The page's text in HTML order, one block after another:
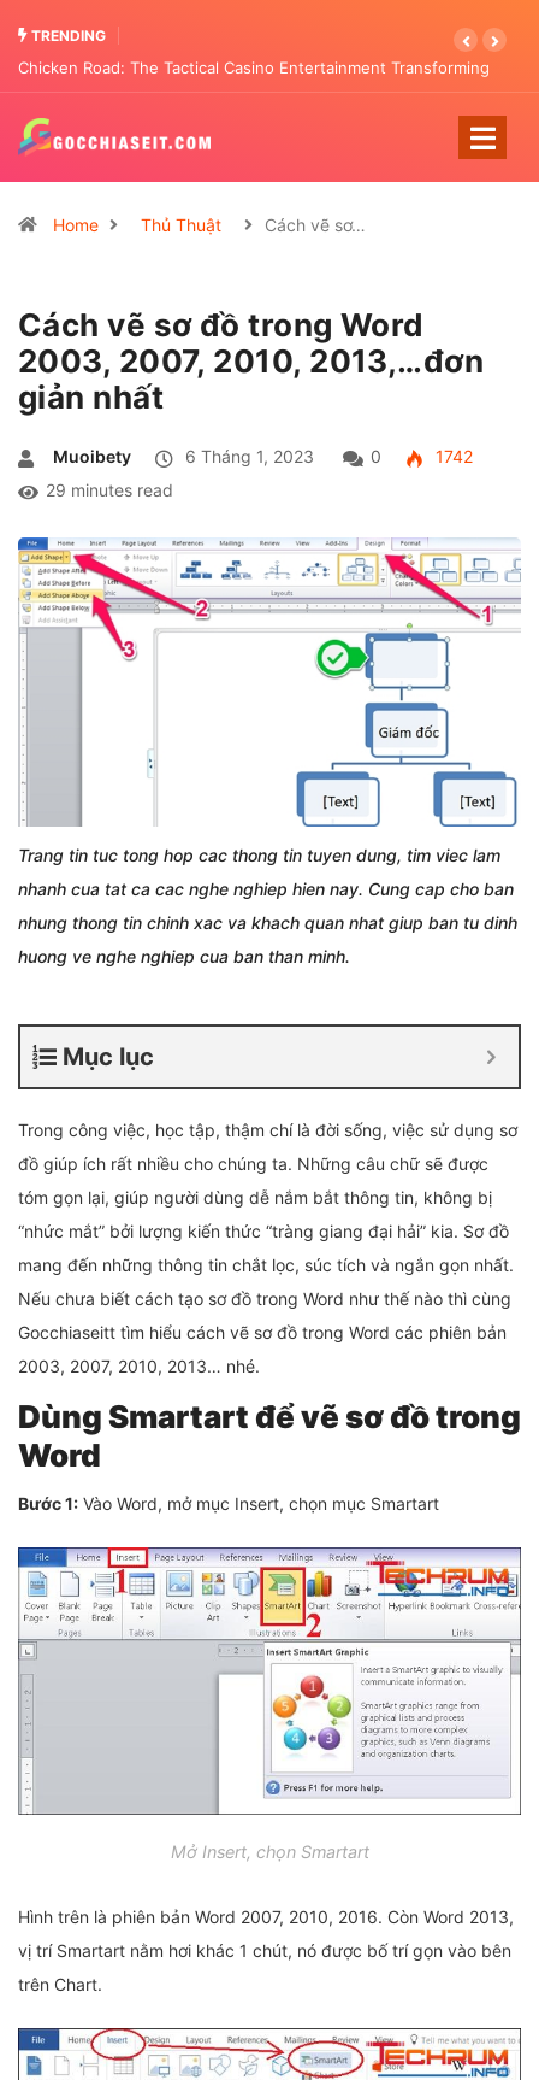
TRENDING
Chicken Road: The Tactical Casino Entertainment Transforming
Home Thủ Thuật Cách vẽ sơ…
Cách vẽ sơ đồ trong Word
2003, 2007, 2010, 2013,…đơn
giản nhất
Muoibety 6 Tháng 1, 2023 0
1742
29 minutes read
Trang tin tuc tong hop cac thong tin tuyen dung, tim viec lam
nhanh cua tat ca cac nghe nghiep hien nay. Cung cap cho ban
nhung thong tin chinh xac va khach quan nhat giup ban tu dinh
huong ve nghe nghiep cua ban than minh.
Mục lục
Trong công việc, học tập, thậm chí là đời sống, việc sử dụng sơ
đồ giúp ích rất nhiều cho chúng ta. Những câu chữ sẽ được
tóm gọn lại, giúp người dùng dễ nắm bắt thông tin, không bị
“nhức mắt” bởi lượng kiến thức “tràng giang đại hải” kia. Sơ đồ
mang đến những thông tin chắt lọc, súc tích và ngắn gọn nhất.
Nếu chưa biết cách tạo sơ đồ trong Word như thế nào thì cùng
Gocchiaseitt tìm hiểu cách vẽ sơ đồ trong Word các phiên bản
2003, 2007, 2010, 2013… nhé.
Dùng Smartart để vẽ sơ đồ trong
Word
Bước 1: Vào Word, mở mục Insert, chọn mục Smartart
Mở Insert, chọn Smartart
Hình trên là phiên bản Word 2007, 2010, 2016. Còn Word 2013,
vị trí Smartart nằm hơi khác 1 chút, nó được bố trí gọn vào bên
trên Chart.